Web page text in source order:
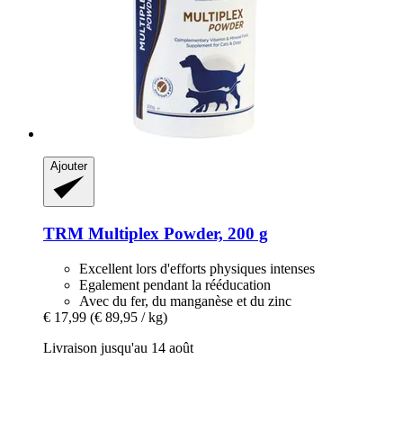
Ajouter
TRM Multiplex Powder, 200 g
Excellent lors d'efforts physiques intenses
Egalement pendant la rééducation
Avec du fer, du manganèse et du zinc
€ 17,99 (€ 89,95 / kg)
Livraison jusqu'au 14 août